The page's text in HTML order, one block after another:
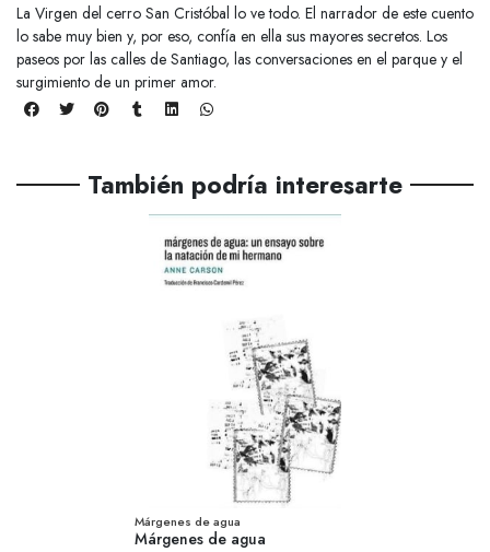
La Virgen del cerro San Cristóbal lo ve todo. El narrador de este cuento
lo sabe muy bien y, por eso, confía en ella sus mayores secretos. Los
paseos por las calles de Santiago, las conversaciones en el parque y el
surgimiento de un primer amor.
También podría interesarte
Márgenes de agua
Márgenes de agua